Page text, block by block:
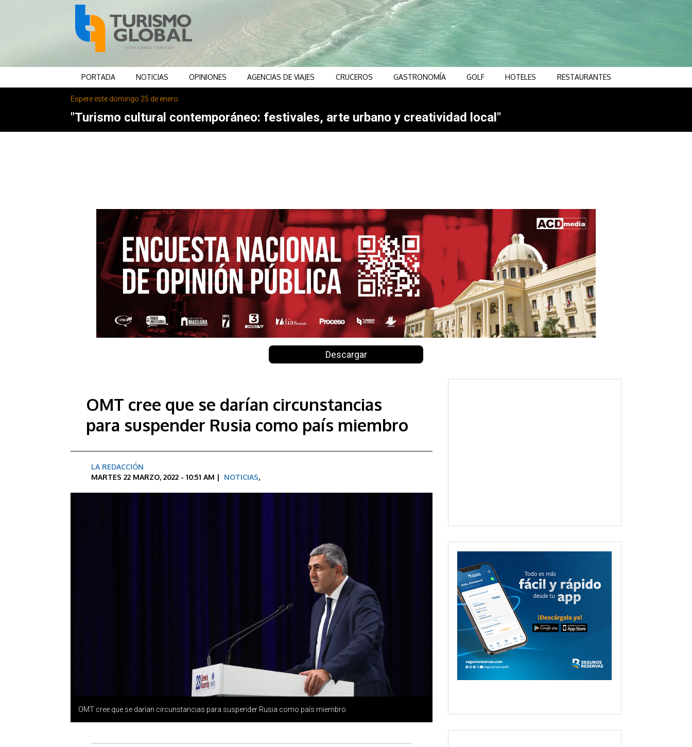
PORTADA NOTICIAS OPINIONES AGENCIAS DE VIAJES CRUCEROS GASTRONOMÍA GOLF HOTELES RESTAURANTES
Espere este domingo 25 de enero
"Turismo cultural contemporáneo: festivales, arte urbano y creatividad local"
Descargar
OMT cree que se darían circunstancias
para suspender Rusia como país miembro
LA REDACCIÓN
MARTES 22 MARZO, 2022 - 10:51 AM | NOTICIAS,
OMT cree que se darían circunstancias para suspender Rusia como país miembro